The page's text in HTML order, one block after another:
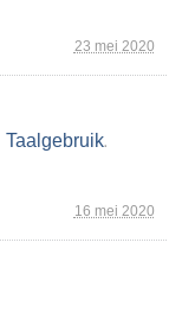
23 mei 2020
16 mei 2020
Taalgebruik.